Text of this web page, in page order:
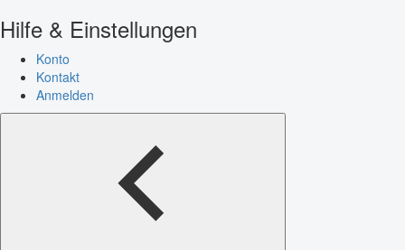
Hilfe & Einstellungen
Konto
Kontakt
Anmelden